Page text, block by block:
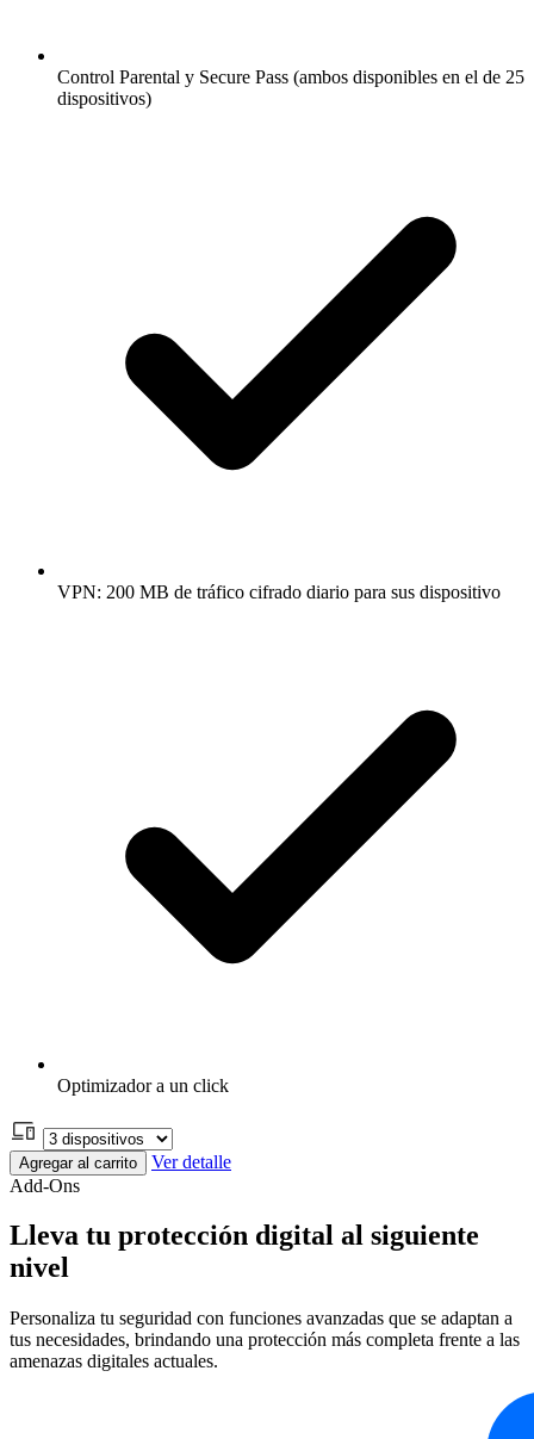
Control Parental y Secure Pass (ambos disponibles en el de 25
dispositivos)
VPN: 200 MB de tráfico cifrado diario para sus dispositivo
Optimizador a un click
Agregar al carrito
Ver detalle
Add-Ons
Lleva tu protección digital al siguiente
nivel
Personaliza tu seguridad con funciones avanzadas que se adaptan a
tus necesidades, brindando una protección más completa frente a las
amenazas digitales actuales.